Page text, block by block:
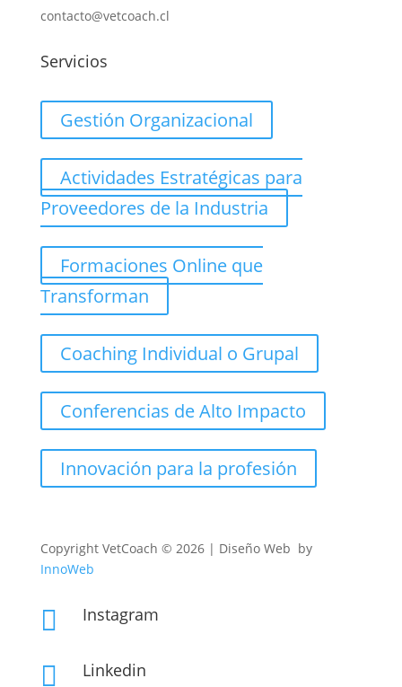
contacto@vetcoach.cl
Servicios
Gestión Organizacional
Actividades Estratégicas para
Proveedores de la Industria
Formaciones Online que
Transforman
Coaching Individual o Grupal
Conferencias de Alto Impacto
Innovación para la profesión
CopyrightVetCoach © 2026 | Diseño Web by
InnoWeb
 Instagram
 Linkedin